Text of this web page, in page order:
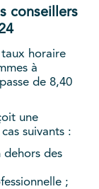
conseillers
horaire
à
de 8,40
une
suivants :
dehors des
;